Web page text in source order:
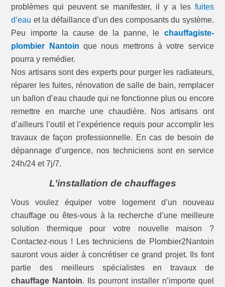
problèmes qui peuvent se manifester, il y a les fuites
d’eau et la défaillance d’un des composants du système.
Peu importe la cause de la panne, le chauffagiste-
plombier Nantoin que nous mettrons à votre service
pourra y remédier.
Nos artisans sont des experts pour purger les radiateurs,
réparer les fuites, rénovation de salle de bain, remplacer
un ballon d’eau chaude qui ne fonctionne plus ou encore
remettre en marche une chaudière. Nos artisans ont
d’ailleurs l’outil et l’expérience requis pour accomplir les
travaux de façon professionnelle. En cas de besoin de
dépannage d’urgence, nos techniciens sont en service
24h/24 et 7j/7.
L’installation de chauffages
Vous voulez équiper votre logement d’un nouveau
chauffage ou êtes-vous à la recherche d’une meilleure
solution thermique pour votre nouvelle maison ?
Contactez-nous ! Les techniciens de Plombier2Nantoin
sauront vous aider à concrétiser ce grand projet. Ils font
partie des meilleurs spécialistes en travaux de
chauffage Nantoin. Ils pourront installer n’importe quel